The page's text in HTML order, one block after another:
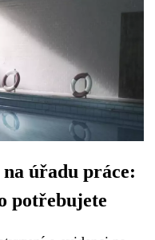
úřadu práce:
potřebujete